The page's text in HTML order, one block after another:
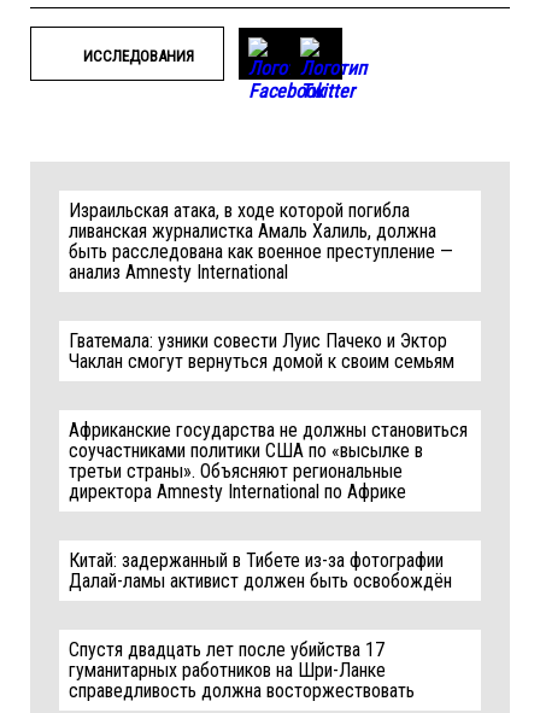
ИССЛЕДОВАНИЯ
Израильская атака, в ходе которой погибла
ливанская журналистка Амаль Халиль, должна
быть расследована как военное преступление —
анализ Amnesty International
Гватемала: узники совести Луис Пачеко и Эктор
Чаклан смогут вернуться домой к своим семьям
Африканские государства не должны становиться
соучастниками политики США по «высылке в
третьи страны». Объясняют региональные
директора Amnesty International по Африке
Китай: задержанный в Тибете из-за фотографии
Далай-ламы активист должен быть освобождён
Спустя двадцать лет после убийства 17
гуманитарных работников на Шри-Ланке
справедливость должна восторжествовать